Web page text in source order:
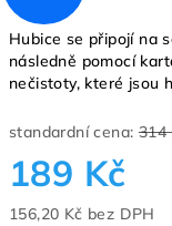
Hubice se připojí na
následně pomocí
nečistoty, které jsou
standardní cena: 314
189 Kč
156,20 Kč bez DPH